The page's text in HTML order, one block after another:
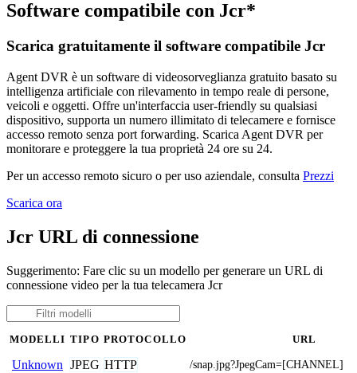
Software compatibile con Jcr*
Scarica gratuitamente il software compatibile Jcr
Agent DVR è un software di videosorveglianza gratuito basato su
intelligenza artificiale con rilevamento in tempo reale di persone,
veicoli e oggetti. Offre un'interfaccia user-friendly su qualsiasi
dispositivo, supporta un numero illimitato di telecamere e fornisce
accesso remoto senza port forwarding. Scarica Agent DVR per
monitorare e proteggere la tua proprietà 24 ore su 24.
Per un accesso remoto sicuro o per uso aziendale, consulta Prezzi
Scarica ora
Jcr URL di connessione
Suggerimento: Fare clic su un modello per generare un URL di
connessione video per la tua telecamera Jcr
MODELLI TIPO PROTOCOLLO URL
Unknown JPEG HTTP /snap.jpg?JpegCam=[CHANNEL]